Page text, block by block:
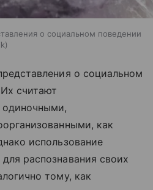
о социальном поведении
о социальном
считают
как
использование
распознавания своих
тому, как